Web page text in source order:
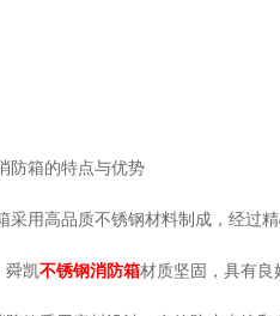
防箱的特点与优势
采用高品质不锈钢材料制成，经过
舜凯不锈钢消防箱材质坚固，具有良